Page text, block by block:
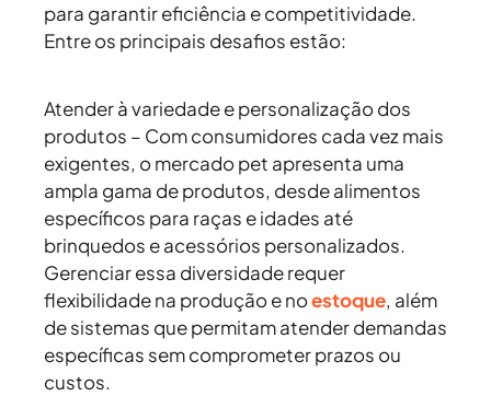
para garantir eficiência e competitividade.
Entre os principais desafios estão:
Atender à variedade e personalização dos
produtos – Com consumidores cada vez mais
exigentes, o mercado pet apresenta uma
ampla gama de produtos, desde alimentos
específicos para raças e idades até
brinquedos e acessórios personalizados.
Gerenciar essa diversidade requer
flexibilidade na produção e noestoque, além
de sistemas que permitam atender demandas
específicas sem comprometer prazos ou
custos.